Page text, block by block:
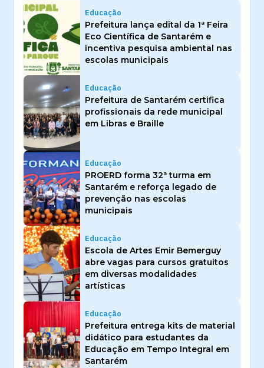
Educação
Prefeitura lança edital da 1ª Feira
Eco Científica de Santarém e
incentiva pesquisa ambiental nas
escolas municipais
Educação
Prefeitura de Santarém certifica
profissionais da rede municipal
em Libras e Braille
Educação
PROERD forma 32ª turma em
Santarém e reforça legado de
prevenção nas escolas
municipais
Educação
Escola de Artes Emir Bemerguy
abre vagas para cursos gratuitos
em diversas modalidades
artísticas
Educação
Prefeitura entrega kits de material
didático para estudantes da
Educação em Tempo Integral em
Santarém